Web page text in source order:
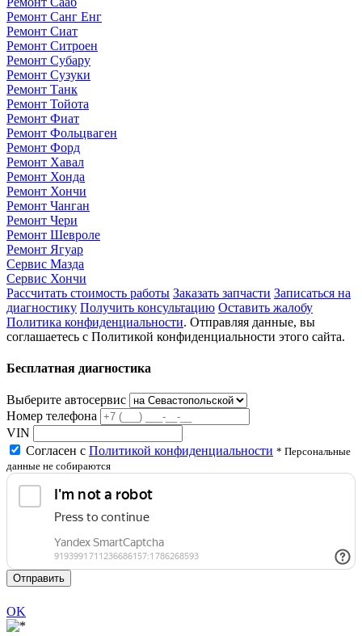
Ремонт Санг Енг
Ремонт Сиат
Ремонт Ситроен
Ремонт Субару
Ремонт Сузуки
Ремонт Танк
Ремонт Тойота
Ремонт Фиат
Ремонт Фольцваген
Ремонт Форд
Ремонт Хавал
Ремонт Хонда
Ремонт Хончи
Ремонт Чанган
Ремонт Чери
Ремонт Шевроле
Ремонт Ягуар
Сервис Мазда
Сервис Хончи
Рассчитать стоимость работы Заказать запчасти Записаться на
диагностику Получить консультацию Оставить жалобу
Политика конфиденциальности. Отправляя данные, вы
соглашаетесь с Политикой конфиденциальности этого сайта.
Бесплатная диагностика
Выберите автосервис
Номер телефона
VIN
Согласен с Политикой конфиденциальности * Персональные
данные не собираются
Отправить
OK